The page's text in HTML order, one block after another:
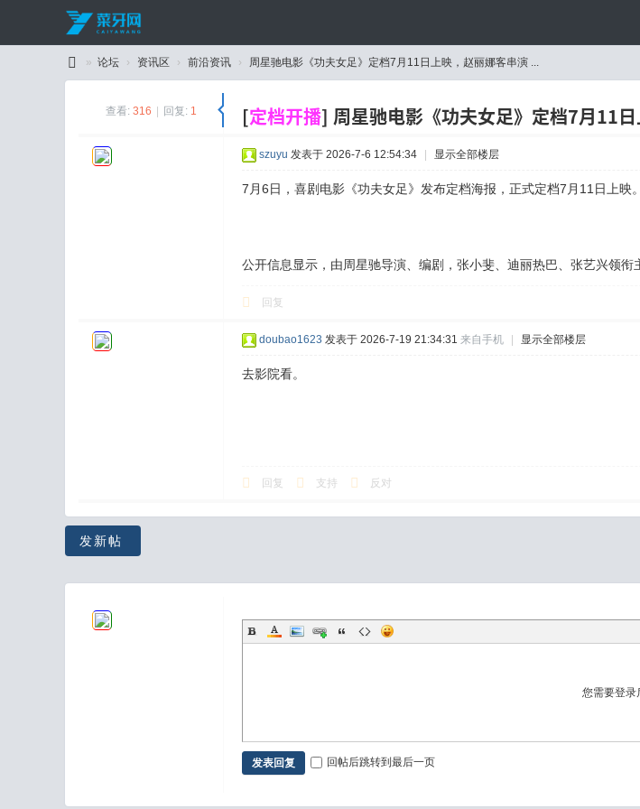
» 论坛 › 资讯区 › 前沿资讯 › 周星驰电影《功夫女足》定档7月11日上映，赵丽娜客串演 ...
查看: 316 回复: 1 [定档开播] 周星驰电影《功夫女足》定档7月11
szuyu 发表于 2026-7-6 12:54:34 显示全部楼层
7月6日，喜剧电影《功夫女足》发布定档海报，正式定档7月11日上映。
公开信息显示，由周星驰导演、编剧，张小斐、迪丽热巴、张艺兴领
回复
doubao1623 发表于 2026-7-19 21:34:31 来自手机 显示全部楼层
去影院看。
回复 支持 反对
发新帖
您需要登录
发表回复 回帖后跳转到最后一页